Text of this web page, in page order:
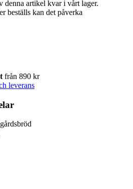
denna artikel kvar i vårt lager.
beställs kan det påverka
från 890 kr
leverans